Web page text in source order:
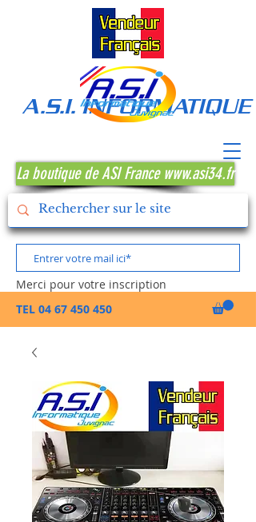
TEL 04 67 450 450
A.S.I.
La boutique de ASI France www.asi34.fr
Merci pour votre inscription